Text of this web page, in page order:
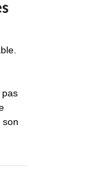
son